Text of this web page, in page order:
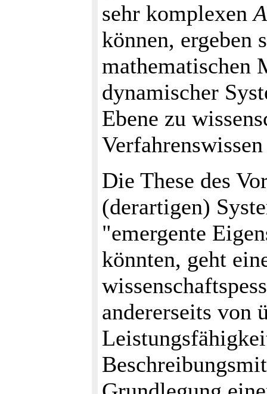
sehr komplexen
können, ergeben
mathematischen
dynamischer
Ebene zu
Die These des
(derartigen)
"emergente
könnten, geht
andererseits von